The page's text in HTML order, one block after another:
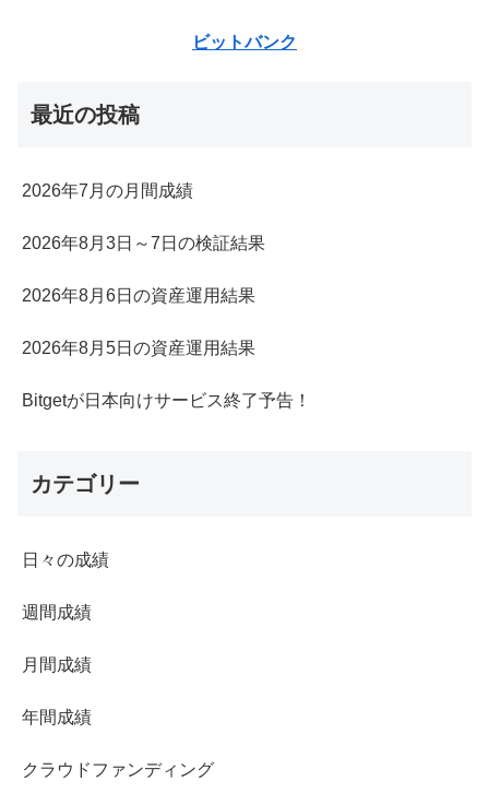
ビットバンク
最近の投稿
2026年7月の月間成績
2026年8月3日～7日の検証結果
2026年8月6日の資産運用結果
2026年8月5日の資産運用結果
Bitgetが日本向けサービス終了予告！
カテゴリー
日々の成績
週間成績
月間成績
年間成績
クラウドファンディング